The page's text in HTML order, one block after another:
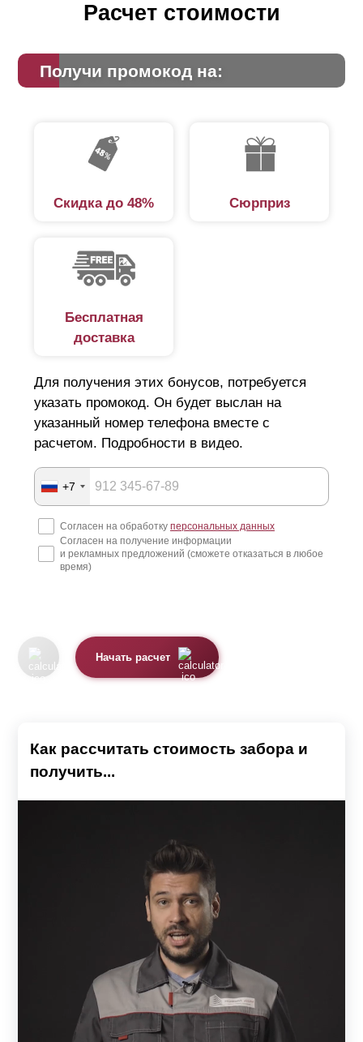
Расчет стоимости
Получи промокод на:
Скидка до 48% Сюрприз
Бесплатная
доставка
Для получения этих бонусов, потребуется
указать промокод. Он будет выслан на
указанный номер телефона вместе с
расчетом. Подробности в видео.
+7
Согласен на обработку персональных данных
Согласен на получение информации
и рекламных предложений (сможете отказаться в любое
время)
Начать расчет
Как рассчитать стоимость забора и
получить...